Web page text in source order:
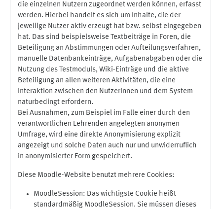
die einzelnen Nutzern zugeordnet werden können, erfasst
werden. Hierbei handelt es sich um Inhalte, die der
jeweilige Nutzer aktiv erzeugt hat bzw. selbst eingegeben
hat. Das sind beispielsweise Textbeiträge in Foren, die
Beteiligung an Abstimmungen oder Aufteilungsverfahren,
manuelle Datenbankeinträge, Aufgabenabgaben oder die
Nutzung des Testmoduls, Wiki-Einträge und die aktive
Beteiligung an allen weiteren Aktivitäten, die eine
Interaktion zwischen den NutzerInnen und dem System
naturbedingt erfordern.
Bei Ausnahmen, zum Beispiel im Falle einer durch den
verantwortlichen Lehrenden angelegten anonymen
Umfrage, wird eine direkte Anonymisierung explizit
angezeigt und solche Daten auch nur und unwiderruflich
in anonymisierter Form gespeichert.
Diese Moodle-Website benutzt mehrere Cookies:
MoodleSession: Das wichtigste Cookie heißt
standardmäßig MoodleSession. Sie müssen dieses